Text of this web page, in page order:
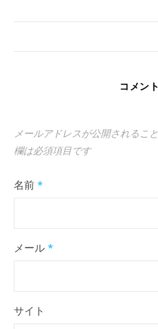
コメン
メールアドレスが公開されるこ
欄は必須項目です
名前 *
メール *
サイト